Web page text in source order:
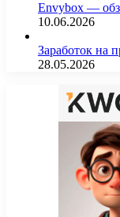
Envybox —
10.06.2026
Заработок на
28.05.2026